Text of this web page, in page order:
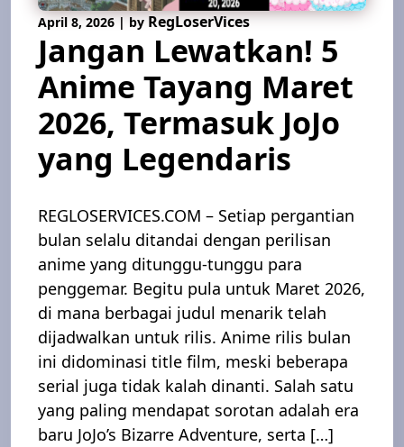
April 8, 2026 | byRegLoserVices
Jangan Lewatkan! 5
Anime Tayang Maret
2026, Termasuk JoJo
yang Legendaris
REGLOSERVICES.COM – Setiap pergantian
bulan selalu ditandai dengan perilisan
anime yang ditunggu-tunggu para
penggemar. Begitu pula untuk Maret 2026,
di mana berbagai judul menarik telah
dijadwalkan untuk rilis. Anime rilis bulan
ini didominasi title film, meski beberapa
serial juga tidak kalah dinanti. Salah satu
yang paling mendapat sorotan adalah era
baru JoJo’s Bizarre Adventure, serta […]